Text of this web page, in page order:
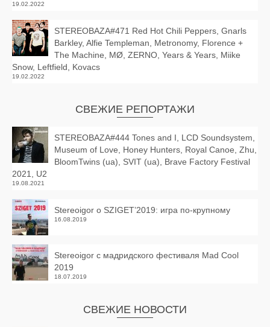
19.02.2022
STEREOBAZA#471 Red Hot Chili Peppers, Gnarls
Barkley, Alfie Templeman, Metronomy, Florence +
The Machine, MØ, ZERNO, Years & Years, Miike
Snow, Leftfield, Kovacs
19.02.2022
СВЕЖИЕ РЕПОРТАЖИ
STEREOBAZA#444 Tones and I, LCD Soundsystem,
Museum of Love, Honey Hunters, Royal Canoe, Zhu,
BloomTwins (ua), SVIT (ua), Brave Factory Festival
2021, U2
19.08.2021
Stereoigor о SZIGET’2019: игра по-крупному
16.08.2019
Stereoigor с мадридского фестиваля Mad Cool
2019
18.07.2019
СВЕЖИЕ НОВОСТИ